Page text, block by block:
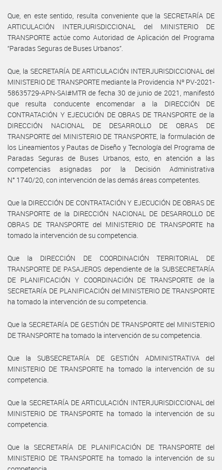
Que, en este sentido, resulta conveniente que la SECRETARÍA DE
ARTICULACIÓN INTERJURISDICCIONAL del MINISTERIO DE
TRANSPORTE actúe como Autoridad de Aplicación del Programa
“Paradas Seguras de Buses Urbanos”.
Que, la SECRETARÍA DE ARTICULACIÓN INTERJURISDICCIONAL del
MINISTERIO DE TRANSPORTE mediante la Providencia Nº PV-2021-
58635729-APN-SAI#MTR de fecha 30 de junio de 2021, manifestó
que resulta conducente encomendar a la DIRECCIÓN DE
CONTRATACIÓN Y EJECUCIÓN DE OBRAS DE TRANSPORTE de la
DIRECCIÓN NACIONAL DE DESARROLLO DE OBRAS DE
TRANSPORTE del MINISTERIO DE TRANSPORTE, la formulación de
los Lineamientos y Pautas de Diseño y Tecnología del Programa de
Paradas Seguras de Buses Urbanos, esto, en atención a las
competencias asignadas por la Decisión Administrativa
N° 1740/20, con intervención de las demás áreas competentes.
Que la DIRECCIÓN DE CONTRATACIÓN Y EJECUCIÓN DE OBRAS DE
TRANSPORTE de la DIRECCIÓN NACIONAL DE DESARROLLO DE
OBRAS DE TRANSPORTE del MINISTERIO DE TRANSPORTE ha
tomado la intervención de su competencia.
Que la DIRECCIÓN DE COORDINACIÓN TERRITORIAL DE
TRANSPORTE DE PASAJEROS dependiente de la SUBSECRETARÍA
DE PLANIFICACIÓN Y COORDINACIÓN DE TRANSPORTE de la
SECRETARÍA DE PLANIFICACIÓN del MINISTERIO DE TRANSPORTE
ha tomado la intervención de su competencia.
Que la SECRETARÍA DE GESTIÓN DE TRANSPORTE del MINISTERIO
DE TRANSPORTE ha tomado la intervención de su competencia.
Que la SUBSECRETARÍA DE GESTIÓN ADMINISTRATIVA del
MINISTERIO DE TRANSPORTE ha tomado la intervención de su
competencia.
Que la SECRETARÍA DE ARTICULACIÓN INTERJURISDICCIONAL del
MINISTERIO DE TRANSPORTE ha tomado la intervención de su
competencia.
Que la SECRETARÍA DE PLANIFICACIÓN DE TRANSPORTE del
MINISTERIO DE TRANSPORTE ha tomado la intervención de su